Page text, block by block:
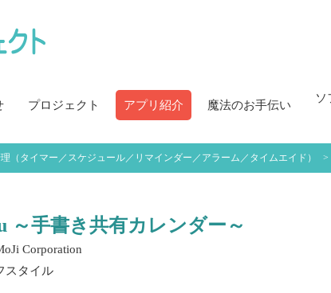
プロジェクト アプリ紹介 魔法のお手伝い
ソ
（タイマー／スケジュール／リマインダー／アラーム／タイムエイド）
～手書き共有カレンダー～
Corporation
スタイル